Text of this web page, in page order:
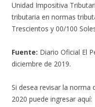
Unidad Impositiva
tributaria en normas
Trescientos y 00/100
Fuente: Diario Oficial El
diciembre de 2019.
Si desea revisar la norma
2020 puede ingresar aquí: